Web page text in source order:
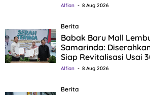
Alfian 8 Aug 2026
Berita
Babak Baru Mall
Samarinda:
Siap Revitalisasi Usai
Alfian 8 Aug 2026
Berita